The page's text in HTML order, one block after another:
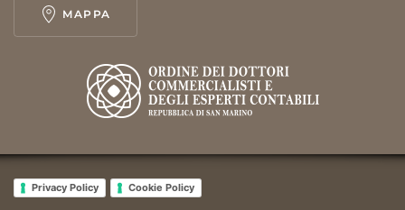
MAPPA
Privacy Policy Cookie Policy